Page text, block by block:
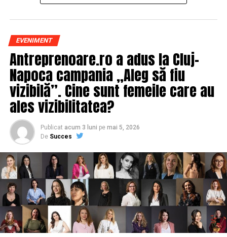
URMATORUL
EXCLUSIV! Alertă la PSD! Se pregătesc două plecări
bombă din partid! Cine ar urma să-i ia locul lui Liviu
Dragnea la președinția PSD! NEGOCIERI intense
NU RATATI
EXCLUSIV Mafia certificatelor energetice
EVENIMENT
Antreprenoare.ro a adus la Cluj-
Napoca campania „Aleg să fiu
vizibilă”. Cine sunt femeile care au
ales vizibilitatea?
Publicat acum 3 luni pe mai 5, 2026
De Succes